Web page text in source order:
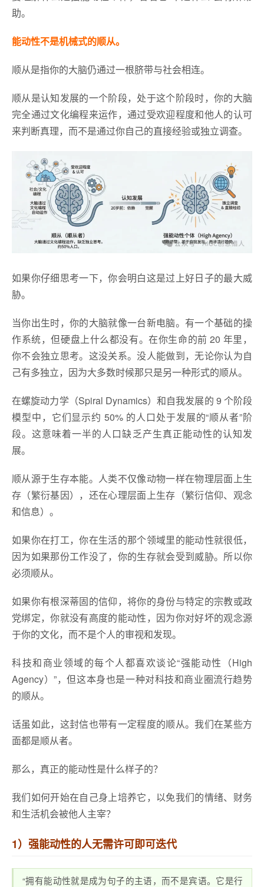
助。
能动性不是机械式的顺从。
顺从是指你的大脑仍通过一根脐带与社会相连。
顺从是认知发展的一个阶段，处于这个阶段时，你的大脑
完全通过文化编程来运作，通过受欢迎程度和他人的认可
来判断真理，而不是通过你自己的直接经验或独立调查。
如果你仔细思考一下，你会明白这是过上好日子的最大威
胁。
当你出生时，你的大脑就像一台新电脑。有一个基础的操
作系统，但硬盘上什么都没有。在你生命的前 20 年里，
你不会独立思考。这没关系。没人能做到，无论你认为自
己有多独立，因为大多数时候那只是另一种形式的顺从。
在螺旋动力学（Spiral Dynamics）和自我发展的 9 个阶段
模型中，它们显示约 50% 的人口处于发展的“顺从者”阶
段。这意味着一半的人口缺乏产生真正能动性的认知发
展。
顺从源于生存本能。人类不仅像动物一样在物理层面上生
存（繁衍基因），还在心理层面上生存（繁衍信仰、观念
和信息）。
如果你在打工，你在生活的那个领域里的能动性就很低，
因为如果那份工作没了，你的生存就会受到威胁。所以你
必须顺从。
如果你有根深蒂固的信仰，将你的身份与特定的宗教或政
党绑定，你就没有高度的能动性，因为你对好坏的观念源
于你的文化，而不是个人的审视和发现。
科技和商业领域的每个人都喜欢谈论“强能动性（High
Agency）”，但这本身也是一种对科技和商业圈流行趋势
的顺从。
话虽如此，这封信也带有一定程度的顺从。我们在某些方
面都是顺从者。
那么，真正的能动性是什么样子的？
我们如何开始在自己身上培养它，以免我们的情绪、财务
和生活机会被他人主宰？
1）强能动性的人无需许可即可迭代
“拥有能动性就是成为句子的主语，而不是宾语。它是行